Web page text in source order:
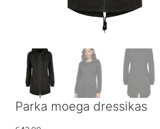
Parka moega dressikas